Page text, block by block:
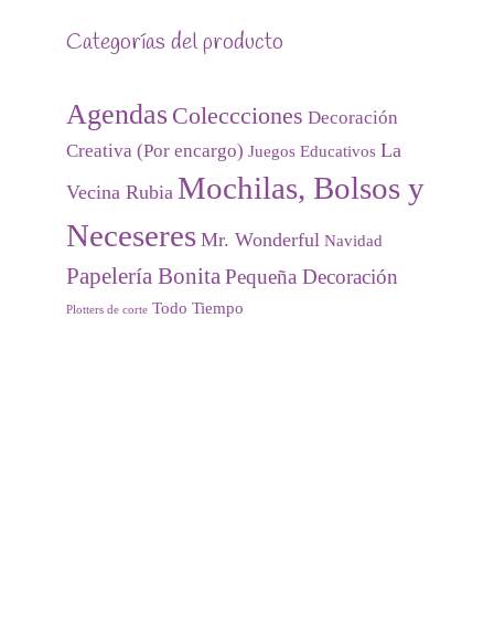
Categorías del producto
Agendas Coleccciones Decoración
Creativa (Por encargo) Juegos Educativos La
Vecina Rubia Mochilas, Bolsos y
Neceseres Mr. Wonderful Navidad
Papelería BonitaPequeña Decoración
Plotters de corte Todo Tiempo